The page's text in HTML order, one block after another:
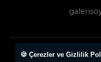
Galeri Soyut - Sanat
🍪 Çerezler ve Gizlilik